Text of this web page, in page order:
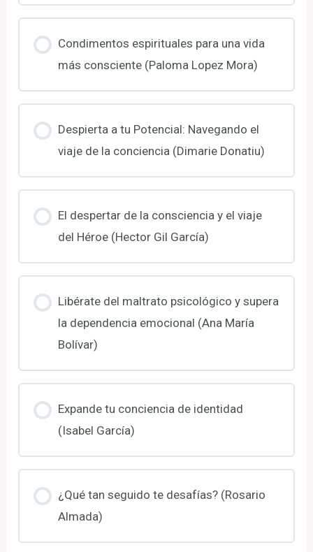
Condimentos espirituales para una vida
más consciente (Paloma Lopez Mora)
Despierta a tu Potencial: Navegando el
viaje de la conciencia (Dimarie Donatiu)
El despertar de la consciencia y el viaje
del Héroe (Hector Gil García)
Libérate del maltrato psicológico y supera
la dependencia emocional (Ana María
Bolívar)
Expande tu conciencia de identidad
(Isabel García)
¿Qué tan seguido te desafías? (Rosario
Almada)